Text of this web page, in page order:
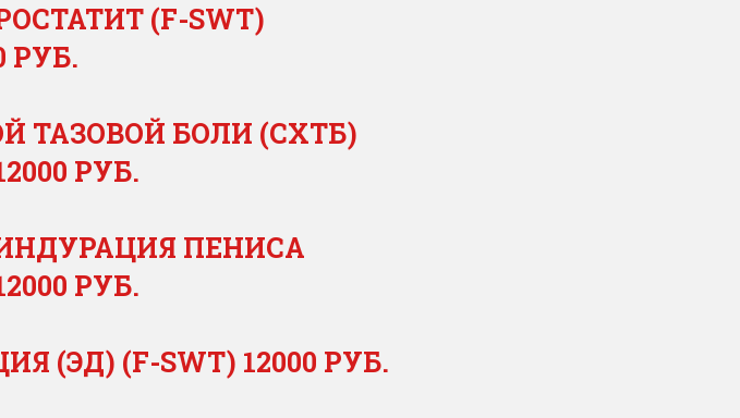
(F-SWT)
РУБ.
ТАЗОВОЙ БОЛИ (СХТБ)
РУБ.
ПЕНИСА
РУБ.
(ЭД) (F-SWT) 12000 РУБ.